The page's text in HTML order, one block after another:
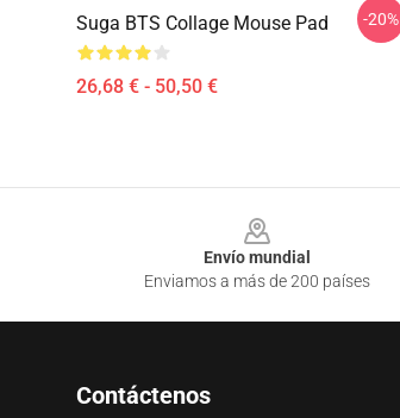
Suga BTS Collage Mouse Pad
26,68 € - 50,50 €
-20%
Envío mundial
Enviamos a más de 200 países
Contáctenos